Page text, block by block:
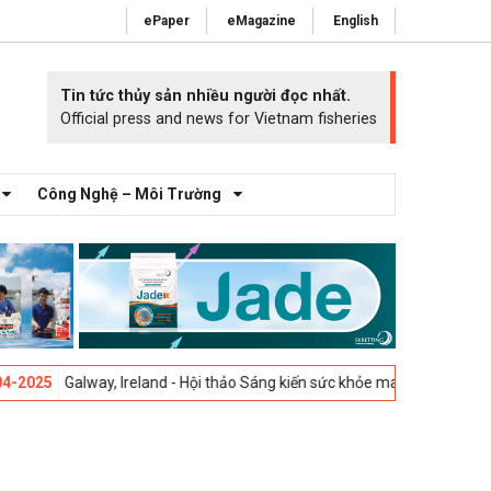
ePaper eMagazine English
Tin tức thủy sản nhiều người đọc nhất.
Official press and news for Vietnam fisheries
Công Nghệ – Môi Trường
Ireland - Hội thảo Sáng kiến sức khỏe mang cá 2025 -